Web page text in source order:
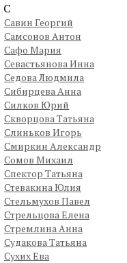
С
Савин Георгий
Самсонов Антон
Сафо Мария
Севастьянова Инна
Седова Людмила
Сибирцева Анна
Силков Юрий
Скворцова Татьяна
Слиньков Игорь
Смиркин Александр
Сомов Михаил
Спектор Татьяна
Стевакина Юлия
Стельмухов Павел
Стрельцова Елена
Стремлина Анна
Судакова Татьяна
Сухих Ева